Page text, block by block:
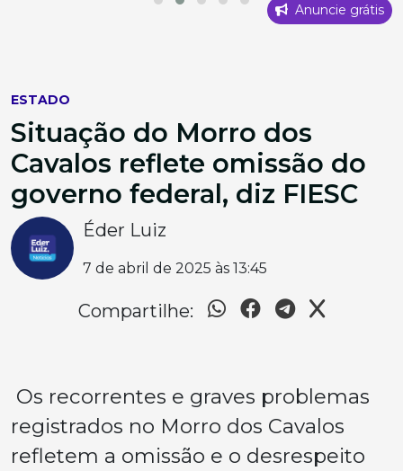
Anuncie grátis
ESTADO
Situação do Morro dos
Cavalos reflete omissão do
governo federal, diz FIESC
Éder Luiz
7 de abril de 2025 às 13:45
Compartilhe:
Os recorrentes e graves problemas
registrados no Morro dos Cavalos
refletem a omissão e o desrespeito